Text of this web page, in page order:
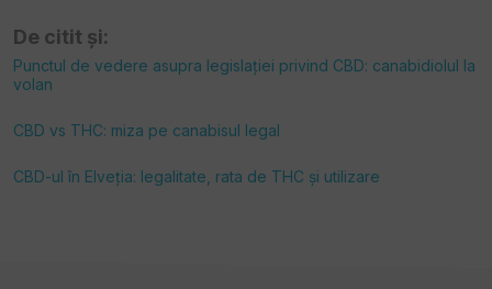
De citit și:
Punctul de vedere asupra legislației privind CBD: canabidiolul la
volan
CBD vs THC: miza pe canabisul legal
CBD-ul în Elveția: legalitate, rata de THC și utilizare